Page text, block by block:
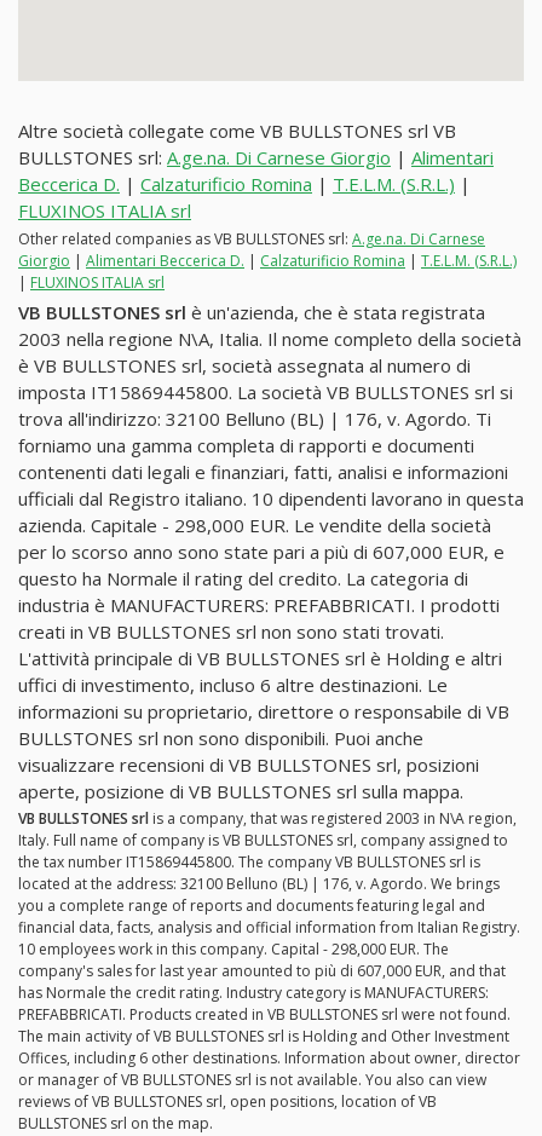
Altre società collegate come VB BULLSTONES srl VB
BULLSTONES srl: A.ge.na. Di Carnese Giorgio | Alimentari
Beccerica D. | Calzaturificio Romina | T.E.L.M. (S.R.L.) |
FLUXINOS ITALIA srl
Other related companies as VB BULLSTONES srl: A.ge.na. Di Carnese
Giorgio | Alimentari Beccerica D. | Calzaturificio Romina | T.E.L.M. (S.R.L.)
| FLUXINOS ITALIA srl
VB BULLSTONES srl è un'azienda, che è stata registrata
2003 nella regione N\A, Italia. Il nome completo della società
è VB BULLSTONES srl, società assegnata al numero di
imposta IT15869445800. La società VB BULLSTONES srl si
trova all'indirizzo: 32100 Belluno (BL) | 176, v. Agordo. Ti
forniamo una gamma completa di rapporti e documenti
contenenti dati legali e finanziari, fatti, analisi e informazioni
ufficiali dal Registro italiano. 10 dipendenti lavorano in questa
azienda. Capitale - 298,000 EUR. Le vendite della società
per lo scorso anno sono state pari a più di 607,000 EUR, e
questo ha Normale il rating del credito. La categoria di
industria è MANUFACTURERS: PREFABBRICATI. I prodotti
creati in VB BULLSTONES srl non sono stati trovati.
L'attività principale di VB BULLSTONES srl è Holding e altri
uffici di investimento, incluso 6 altre destinazioni. Le
informazioni su proprietario, direttore o responsabile di VB
BULLSTONES srl non sono disponibili. Puoi anche
visualizzare recensioni di VB BULLSTONES srl, posizioni
aperte, posizione di VB BULLSTONES srl sulla mappa.
VB BULLSTONES srl is a company, that was registered 2003 in N\A region,
Italy. Full name of company is VB BULLSTONES srl, company assigned to
the tax number IT15869445800. The company VB BULLSTONES srl is
located at the address: 32100 Belluno (BL) | 176, v. Agordo. We brings
you a complete range of reports and documents featuring legal and
financial data, facts, analysis and official information from Italian Registry.
10 employees work in this company. Capital - 298,000 EUR. The
company's sales for last year amounted to più di 607,000 EUR, and that
has Normale the credit rating. Industry category is MANUFACTURERS:
PREFABBRICATI. Products created in VB BULLSTONES srl were not found.
The main activity of VB BULLSTONES srl is Holding and Other Investment
Offices, including 6 other destinations. Information about owner, director
or manager of VB BULLSTONES srl is not available. You also can view
reviews of VB BULLSTONES srl, open positions, location of VB
BULLSTONES srl on the map.